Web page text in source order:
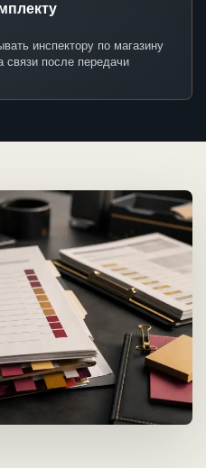
инспектору по магазину
после передачи